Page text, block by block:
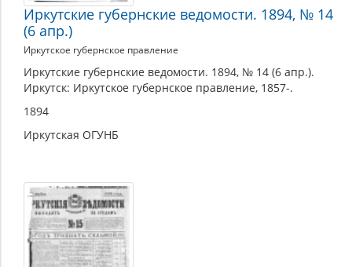
Иркутские губернские ведомости. 1894, № 14
(6 апр.)
Иркутское губернское правление
Иркутские губернские ведомости. 1894, № 14 (6 апр.).
Иркутск: Иркутское губернское правление, 1857-.
1894
Иркутская ОГУНБ